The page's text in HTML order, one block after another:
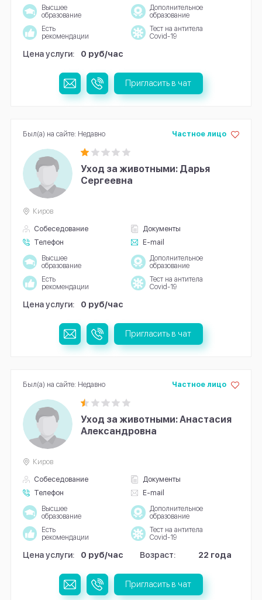
Высшее
образование
Дополнительное
образование
Есть
рекомендации
Тест на антитела
Covid-19
Цена услуги: 0 руб/час
Пригласить в чат
Уход за животными: Дарья
Сергеевна
Собеседование
Документы
Телефон
E-mail
Частное лицо
Киров
Высшее
образование
Дополнительное
образование
Есть
рекомендации
Тест на антитела
Covid-19
Цена услуги: 0 руб/час
Был(а) на сайте: Недавно
Пригласить в чат
Уход за животными: Анастасия
Александровна
Собеседование
Документы
Телефон
E-mail
Частное лицо
Киров
Высшее
образование
Дополнительное
образование
Есть
рекомендации
Тест на антитела
Covid-19
Цена услуги: 0 руб/час Возраст: 22 года
Был(а) на сайте: Недавно
Пригласить в чат